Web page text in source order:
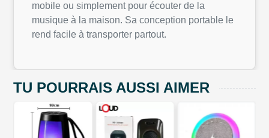
mobile ou simplement pour écouter de la
musique à la maison. Sa conception portable le
rend facile à transporter partout.
TU POURRAIS AUSSI AIMER